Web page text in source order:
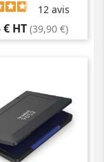
12avis
€ HT (39,90 €)